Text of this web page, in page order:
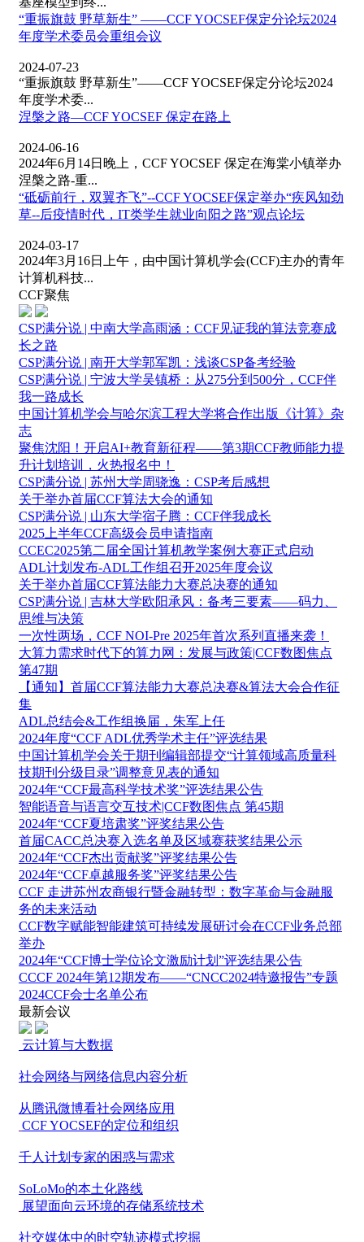
“重振旗鼓 野草新生” ——CCF YOCSEF保定分论坛2024
年度学术委员会重组会议
2024-07-23
“重振旗鼓 野草新生”——CCF YOCSEF保定分论坛2024
年度学术委...
涅槃之路—CCF YOCSEF 保定在路上
2024-06-16
2024年6月14日晚上，CCF YOCSEF 保定在海棠小镇举办
涅槃之路-重...
“砥砺前行，双翼齐飞”--CCF YOCSEF保定举办“疾风知劲
草--后疫情时代，IT类学生就业向阳之路”观点论坛
2024-03-17
2024年3月16日上午，由中国计算机学会(CCF)主办的青年
计算机科技...
CCF聚焦
CSP满分说 | 中南大学高雨涵：CCF见证我的算法竞赛成
长之路
CSP满分说 | 南开大学郭军凯：浅谈CSP备考经验
CSP满分说 | 宁波大学吴镇桥：从275分到500分，CCF伴
我一路成长
中国计算机学会与哈尔滨工程大学将合作出版《计算》杂
志
聚焦沈阳！开启AI+教育新征程——第3期CCF教师能力提
升计划培训，火热报名中！
CSP满分说 | 苏州大学周骁逸：CSP考后感想
关于举办首届CCF算法大会的通知
CSP满分说 | 山东大学宿子腾：CCF伴我成长
2025上半年CCF高级会员申请指南
CCEC2025第二届全国计算机教学案例大赛正式启动
ADL计划发布-ADL工作组召开2025年度会议
关于举办首届CCF算法能力大赛总决赛的通知
CSP满分说 | 吉林大学欧阳承风：备考三要素——码力、
思维与决策
一次性两场，CCF NOI-Pre 2025年首次系列直播来袭！
大算力需求时代下的算力网：发展与政策|CCF数图焦点
第47期
【通知】首届CCF算法能力大赛总决赛&算法大会合作征
集
ADL总结会&工作组换届，朱军上任
2024年度“CCF ADL优秀学术主任”评选结果
中国计算机学会关于期刊编辑部提交“计算领域高质量科
技期刊分级目录”调整意见表的通知
2024年“CCF最高科学技术奖”评选结果公告
智能语音与语言交互技术|CCF数图焦点 第45期
2024年“CCF夏培肃奖”评奖结果公告
首届CACC总决赛入选名单及区域赛获奖结果公示
2024年“CCF杰出贡献奖”评奖结果公告
2024年“CCF卓越服务奖”评奖结果公告
CCF 走进苏州农商银行暨金融转型：数字革命与金融服
务的未来活动
CCF数字赋能智能建筑可持续发展研讨会在CCF业务总部
举办
2024年“CCF博士学位论文激励计划”评选结果公告
CCCF 2024年第12期发布——“CNCC2024特邀报告”专题
2024CCF会士名单公布
最新会议
云计算与大数据
社会网络与网络信息内容分析
从腾讯微博看社会网络应用
CCF YOCSEF的定位和组织
千人计划专家的困惑与需求
SoLoMo的本土化路线
展望面向云环境的存储系统技术
社交媒体中的时空轨迹模式挖掘